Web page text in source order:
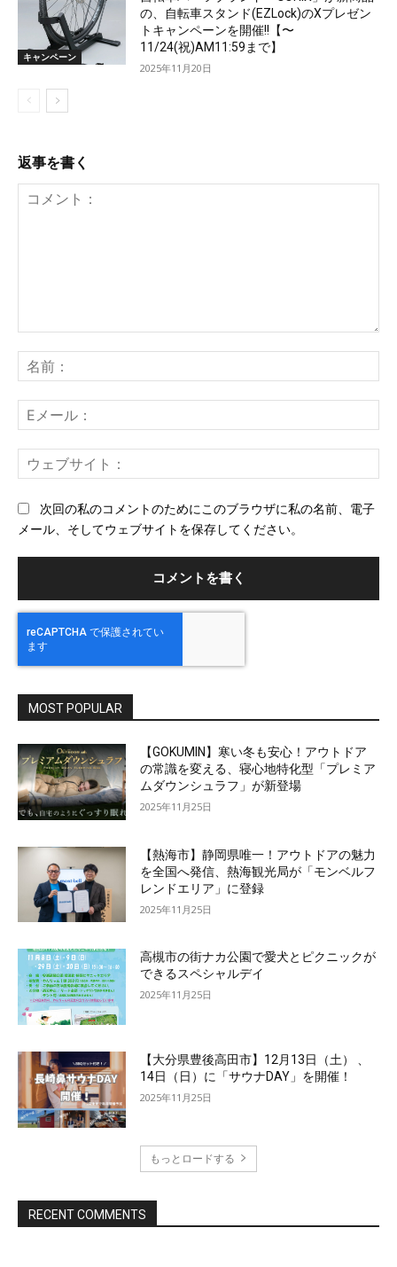
キャンペーン
の、自転車スタンド(EZLock)のXプレゼン
トキャンペーンを開催!!【〜
11/24(祝)AM11:59まで】
2025年11月20日
返事を書く
ン
ト：
前
メ
ー
ェ
次回の私のコメントのためにこのブラウザに私の名前、電子
メール、そしてウェブサイトを保存してください。
MOST POPULAR
【GOKUMIN】寒い冬も安心！アウトドア
の常識を変える、寝心地特化型「プレミア
ムダウンシュラフ」が新登場
2025年11月25日
【熱海市】静岡県唯一！アウトドアの魅力
を全国へ発信、熱海観光局が「モンベルフ
レンドエリア」に登録
2025年11月25日
高槻市の街ナカ公園で愛犬とピクニックが
できるスペシャルデイ
2025年11月25日
【大分県豊後高田市】12月13日（土） 、
14日（日）に「サウナDAY」を開催！
2025年11月25日
もっとロードする
RECENT COMMENTS